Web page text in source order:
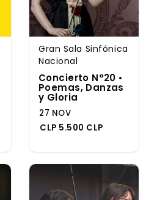
Gran Sala Sinfónica
Nacional
Concierto N°20 •
Poemas, Danzas
y Gloria
27 NOV
CLP 5.500 CLP